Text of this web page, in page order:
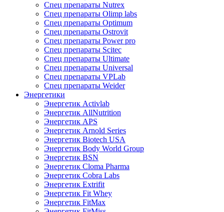
Спец препараты Nutrex
Спец препараты Olimp labs
Спец препараты Optimum
Спец препараты Ostrovit
Спец препараты Power pro
Спец препараты Scitec
Спец препараты Ultimate
Спец препараты Universal
Спец препараты VPLab
Спец препараты Weider
Энергетики
Энергетик Activlab
Энергетик AllNutrition
Энергетик APS
Энергетик Arnold Series
Энергетик Biotech USA
Энергетик Body World Group
Энергетик BSN
Энергетик Cloma Pharma
Энергетик Cobra Labs
Энергетик Extrifit
Энергетик Fit Whey
Энергетик FitMax